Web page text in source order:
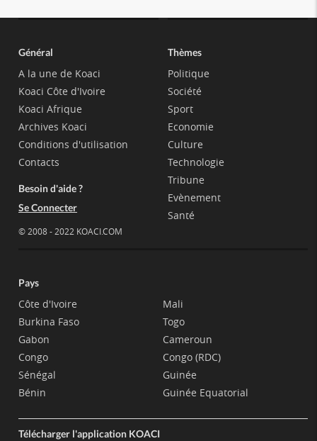
Général
A la une de Koaci
Koaci Côte d'Ivoire
Koaci Afrique
Archives Koaci
Conditions d'utilisation
Contacts
Besoin d'aide ?
Se Connecter
© 2008 - 2022 KOACI.COM
Thèmes
Politique
Société
Sport
Economie
Culture
Technologie
Tribune
Evènement
Santé
Pays
Côte d'Ivoire
Burkina Faso
Gabon
Congo
Sénégal
Bénin
Mali
Togo
Cameroun
Congo (RDC)
Guinée
Guinée Equatorial
Télécharger l'application KOACI